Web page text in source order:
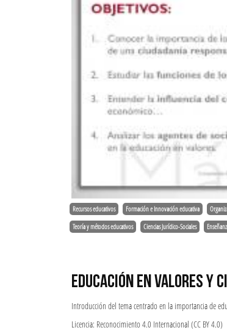
Recursos educativos Formación e Innovación educativa
Teoría y métodos educativos Ciencias Jurídico-Sociales
EDUCACIÓN EN VALORES Y
Introducción del tema centrado en la importancia de
Licencia: Reconocimiento 4.0 Internacional (CC BY 4.0)